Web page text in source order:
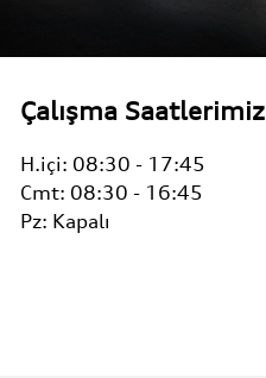
Çalışma Saatlerimiz
H.içi: 08:30 - 17:45
Cmt: 08:30 - 16:45
Pz: Kapalı